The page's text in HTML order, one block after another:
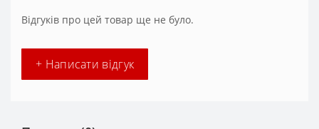
Відгуків про цей товар ще не було.
+ Написати відгук